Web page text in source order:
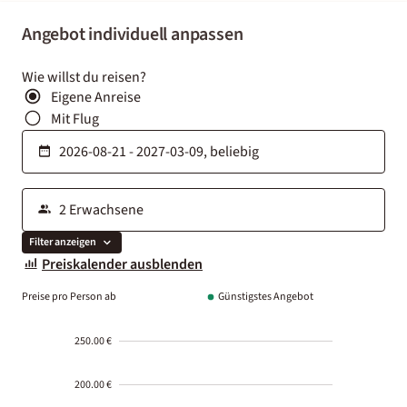
Angebot individuell anpassen
Wie willst du reisen?
Eigene Anreise
Mit Flug
Filter anzeigen
Preiskalender ausblenden
Preise pro Person ab Günstigstes Angebot
250.00 €
200.00 €